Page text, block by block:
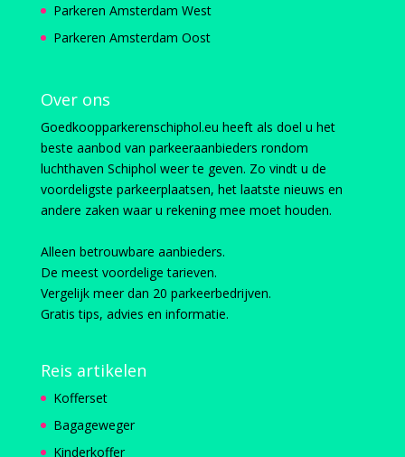
Parkeren Amsterdam West
Parkeren Amsterdam Oost
Over ons
Goedkoopparkerenschiphol.eu heeft als doel u het
beste aanbod van parkeeraanbieders rondom
luchthaven Schiphol weer te geven. Zo vindt u de
voordeligste parkeerplaatsen, het laatste nieuws en
andere zaken waar u rekening mee moet houden.
Alleen betrouwbare aanbieders.
De meest voordelige tarieven.
Vergelijk meer dan 20 parkeerbedrijven.
Gratis tips, advies en informatie.
Reis artikelen
Kofferset
Bagageweger
Kinderkoffer